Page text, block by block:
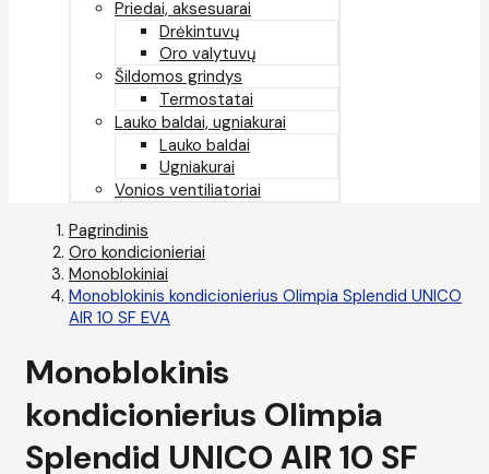
Priedai, aksesuarai
Drėkintuvų
Oro valytuvų
Šildomos grindys
Termostatai
Lauko baldai, ugniakurai
Lauko baldai
Ugniakurai
Vonios ventiliatoriai
Pagrindinis
Oro kondicionieriai
Monoblokiniai
Monoblokinis kondicionierius Olimpia Splendid UNICO
AIR 10 SF EVA
Monoblokinis
kondicionierius Olimpia
Splendid UNICO AIR 10 SF